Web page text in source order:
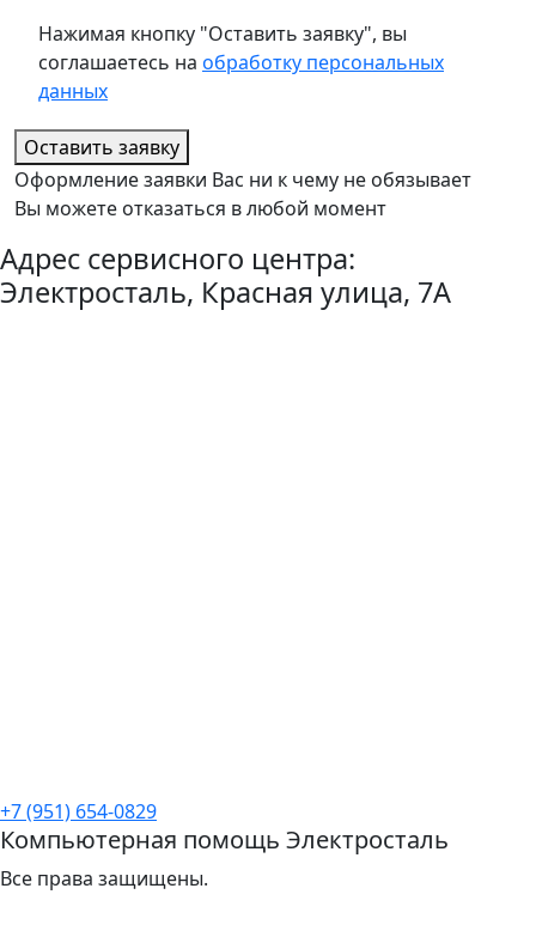
Нажимая кнопку "Оставить заявку", вы
соглашаетесь на обработку персональных
данных
Оставить заявку
Оформление заявки Вас ни к чему не обязывает
Вы можете отказаться в любой момент
Адрес сервисного центра:
Электросталь, Красная улица, 7А
+7 (951) 654-0829
Компьютерная помощь Электросталь
Все права защищены.